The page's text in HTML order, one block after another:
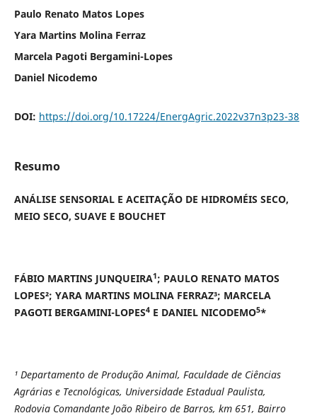
Paulo Renato Matos Lopes
Yara Martins Molina Ferraz
Marcela Pagoti Bergamini-Lopes
Daniel Nicodemo
DOI: https://doi.org/10.17224/EnergAgric.2022v37n3p23-38
Resumo
ANÁLISE SENSORIAL E ACEITAÇÃO DE HIDROMÉIS SECO,
MEIO SECO, SUAVE E BOUCHET
FÁBIO MARTINS JUNQUEIRA1; PAULO RENATO MATOS
LOPES²; YARA MARTINS MOLINA FERRAZ³; MARCELA
PAGOTI BERGAMINI-LOPES4E DANIEL NICODEMO5*
¹ Departamento de Produção Animal, Faculdade de Ciências
Agrárias e Tecnológicas, Universidade Estadual Paulista,
Rodovia Comandante João Ribeiro de Barros, km 651, Bairro